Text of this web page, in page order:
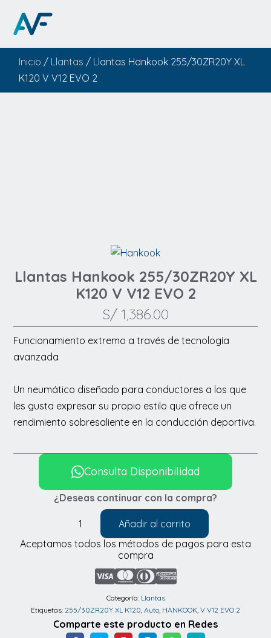
Inicio / Llantas / Llantas Hankook 255/30ZR20Y XL
K120 V V12 EVO 2
Llantas Hankook 255/30ZR20Y XL
K120 V V12 EVO 2
S/ 1,386.00
Funcionamiento extremo a través de tecnología
avanzada
Un neumático diseñado para conductores a los que
les gusta expresar su propio estilo que ofrece un
rendimiento sobresaliente en la conducción deportiva.
¿Deseas continuar con la compra?
Llantas
Hankook
V
V12
Añadir al carrito
Categoría: Llantas
Etiquetas: 255/30ZR20Y XL K120, Auto, HANKOOK, V V12 EVO 2
Consulta Disponibilidad
Aceptamos todos los métodos de pagos para esta
compra
Comparte este producto en Redes